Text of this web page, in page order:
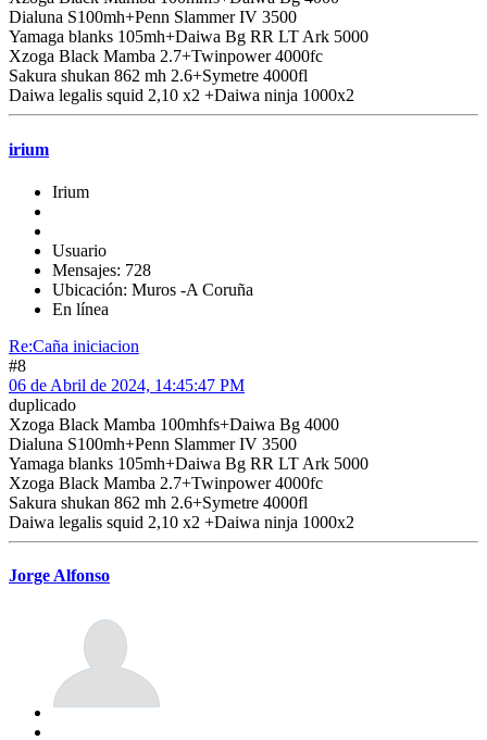
Dialuna S100mh+Penn Slammer IV 3500
Yamaga blanks 105mh+Daiwa Bg RR LT Ark 5000
Xzoga Black Mamba 2.7+Twinpower 4000fc
Sakura shukan 862 mh 2.6+Symetre 4000fl
Daiwa legalis squid 2,10 x2 +Daiwa ninja 1000x2
irium
Irium
Usuario
Mensajes: 728
Ubicación: Muros -A Coruña
En línea
Re:Caña iniciacion
#8
06 de Abril de 2024, 14:45:47 PM
duplicado
Xzoga Black Mamba 100mhfs+Daiwa Bg 4000
Dialuna S100mh+Penn Slammer IV 3500
Yamaga blanks 105mh+Daiwa Bg RR LT Ark 5000
Xzoga Black Mamba 2.7+Twinpower 4000fc
Sakura shukan 862 mh 2.6+Symetre 4000fl
Daiwa legalis squid 2,10 x2 +Daiwa ninja 1000x2
Jorge Alfonso